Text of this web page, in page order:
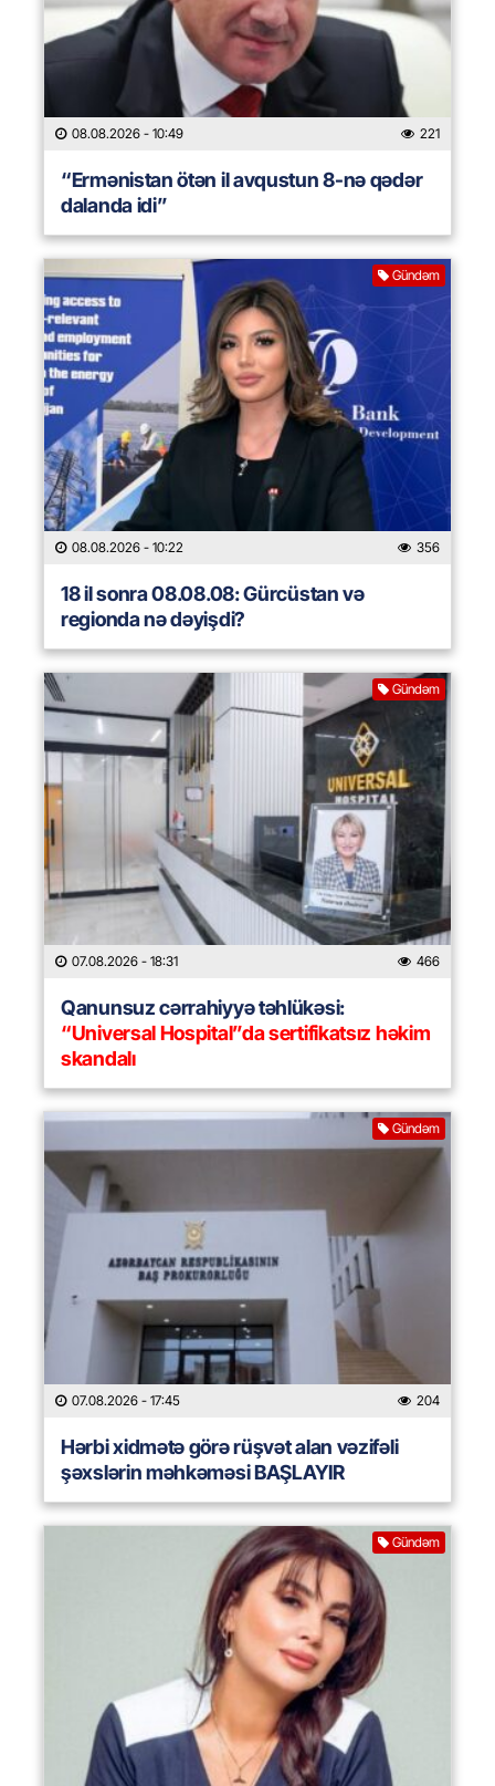
08.08.2026 - 10:49 221
“Ermənistan ötən il avqustun 8-nə qədər
dalanda idi”
Gündəm
08.08.2026 - 10:22 356
18 il sonra 08.08.08: Gürcüstan və
regionda nə dəyişdi?
Gündəm
07.08.2026 - 18:31 466
Qanunsuz cərrahiyyə təhlükəsi:
“Universal Hospital”da sertifikatsız həkim
skandalı
Gündəm
07.08.2026 - 17:45 204
Hərbi xidmətə görə rüşvət alan vəzifəli
şəxslərin məhkəməsi BAŞLAYIR
Gündəm